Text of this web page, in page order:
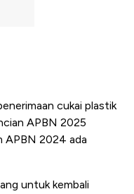
cukai plastik
APBN 2025
APBN 2024 ada
untuk kembali